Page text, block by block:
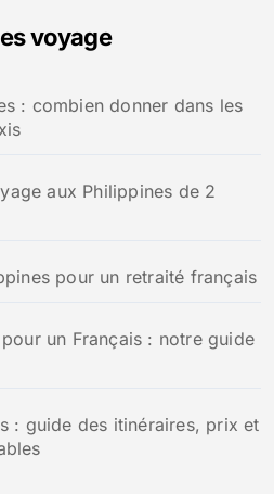
voyage
: combien donner dans les
aux Philippines de 2
pour un retraité français
un Français : notre guide
: guide des itinéraires, prix et